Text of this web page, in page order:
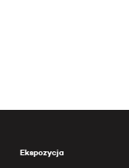
Ekspozycja